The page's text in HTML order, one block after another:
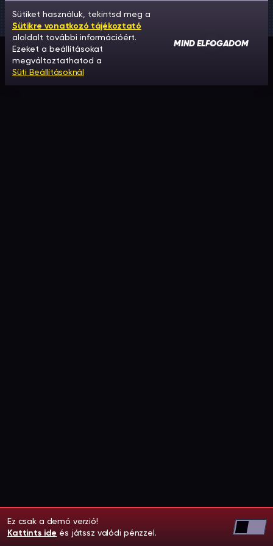
Ez csak a demó verzió!
Kattints ide és játssz valódi pénzzel.
Sütiket használuk, tekintsd meg a
Sütikre vonatkozó tájékoztató
aloldalt további információért.
Ezeket a beállításokat
megváltoztathatod a
Süti Beállításoknál
MIND ELFOGADOM